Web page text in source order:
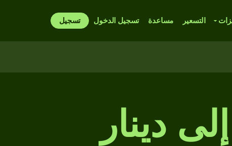
التسعير مساعدة تسجيل الدخول تسجيل
دينار